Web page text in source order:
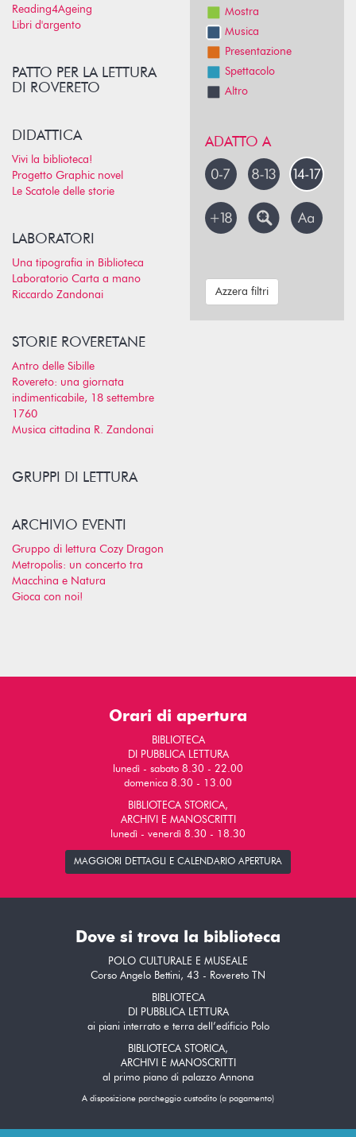
Reading4Ageing
Libri d'argento
PATTO PER LA LETTURA
DI ROVERETO
DIDATTICA
Vivi la biblioteca!
Progetto Graphic novel
Le Scatole delle storie
LABORATORI
Una tipografia in Biblioteca
Laboratorio Carta a mano
Riccardo Zandonai
STORIE ROVERETANE
Antro delle Sibille
Rovereto: una giornata
indimenticabile, 18 settembre
1760
Musica cittadina R. Zandonai
GRUPPI DI LETTURA
ARCHIVIO EVENTI
Gruppo di lettura Cozy Dragon
Metropolis: un concerto tra
Macchina e Natura
Gioca con noi!
Mostra
Musica
Presentazione
Spettacolo
Altro
ADATTO A
Azzera filtri
Orari di apertura
BIBLIOTECA
DI PUBBLICA LETTURA
lunedì - sabato 8.30 - 22.00
domenica 8.30 - 13.00
BIBLIOTECA STORICA,
ARCHIVI E MANOSCRITTI
lunedì - venerdì 8.30 - 18.30
MAGGIORI DETTAGLI E CALENDARIO APERTURA
Dove si trova la biblioteca
POLO CULTURALE E MUSEALE
Corso Angelo Bettini, 43 - Rovereto TN
BIBLIOTECA
DI PUBBLICA LETTURA
ai piani interrato e terra dell’edificio Polo
BIBLIOTECA STORICA,
ARCHIVI E MANOSCRITTI
al primo piano di palazzo Annona
A disposizione parcheggio custodito (a pagamento)